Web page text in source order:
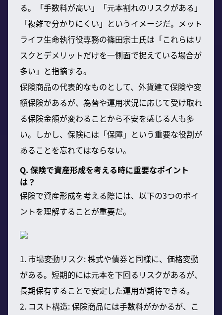
る。「手数料が高い」「元本割れのリスクがある」
「複雑で分かりにくい」というイメージだ。メット
ライフ生命執行役専務の篠田宗士氏は「これらはリ
スクとデメリットだけを一側面で捉えている場合が
多い」と指摘する。
保険商品の代表的なものとして、外貨建て保険や変
額保険があるが、為替や運用状況に応じて受け取れ
る保険金額が変わることから不安を感じる人も多
い。しかし、保険には「保障」という重要な役割が
あることを忘れてはならない。
Q. 保険で資産形成を考える時に重要なポイント
は？
保険で資産形成を考える際には、以下の3つのポイ
ントを理解することが重要だ。
1. 市場変動リスク: 株式や債券と同様に、価格変動
がある。短期的には元本を下回るリスクがあるが、
長期保有することで安定した運用が期待できる。
2. コスト構造: 保険商品には手数料がかかるが、こ